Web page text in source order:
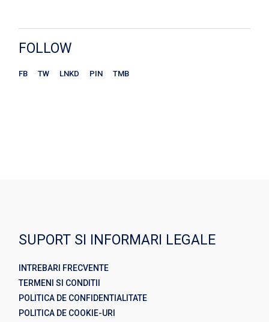
130,00 lei
FOLLOW
FB TW LNKD PIN TMB
SUPORT SI INFORMARI LEGALE
INTREBARI FRECVENTE
TERMENI SI CONDITII
POLITICA DE CONFIDENTIALITATE
POLITICA DE COOKIE-URI